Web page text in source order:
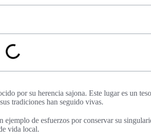
por su herencia sajona. Este lugar es un
tradiciones han seguido vivas.
de esfuerzos por conservar su
vida local.